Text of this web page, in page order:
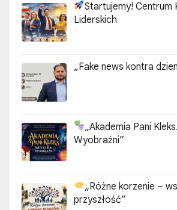
Startujemy! Centrum
Liderskich
„Fake news kontra
„Akademia Pani
Wyobraźni”
„Różne korzenie –
przyszłość”